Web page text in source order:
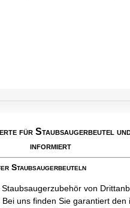
für Staubsaugerbeutel
informiert
Staubsaugerbeuteln
von
uns finden Sie garantiert den